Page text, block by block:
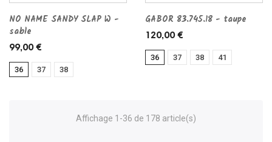
NO NAME SANDY SLAP W -
sable
99,00 €
36 37 38
GABOR 83.745.18 - taupe
120,00 €
36 37 38 41
Affichage 1-36 de 178 article(s)